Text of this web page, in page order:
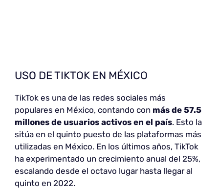
USO DE TIKTOK EN MÉXICO
TikTok es una de las redes sociales más
populares en México, contando con más de 57.5
millones de usuarios activos en el país. Esto la
sitúa en el quinto puesto de las plataformas más
utilizadas en México. En los últimos años, TikTok
ha experimentado un crecimiento anual del 25%,
escalando desde el octavo lugar hasta llegar al
quinto en 2022.